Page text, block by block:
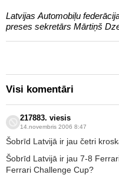
Latvijas Automobiļu
preses sekretārs Mārtiņš
Visi komentāri
217883. viesis
14.novembris 2006 8:47
Šobrīd Latvijā ir jau četri
Šobrīd Latvijā ir jau 7-8
Ferrari Challenge Cup?